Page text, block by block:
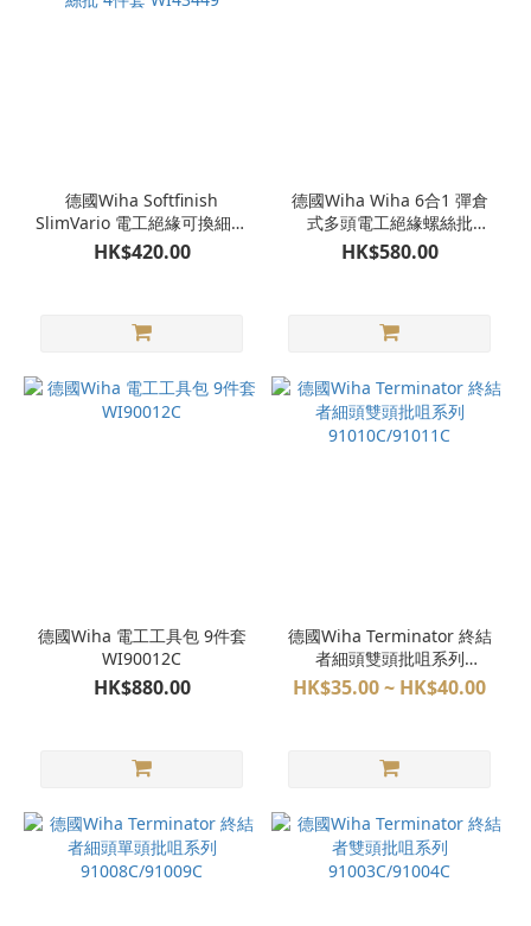
德國Wiha Softfinish
SlimVario 電工絕緣可換細桿
螺絲批 4件套 WI43449
HK$420.00
德國Wiha Wiha 6合1 彈倉
式多頭電工絕緣螺絲批
WI38612
HK$580.00
德國Wiha 電工工具包 9件套
WI90012C
HK$880.00
德國Wiha Terminator 終結
者細頭雙頭批咀系列
91010C/91011C
HK$35.00 ~ HK$40.00